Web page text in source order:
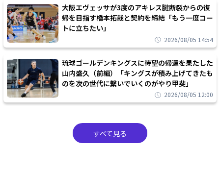
大阪エヴェッサが3度のアキレス腱断裂からの復
帰を目指す橋本拓哉と契約を締結「もう一度コー
トに立ちたい」
2026/08/05 14:54
琉球ゴールデンキングスに待望の帰還を果たした
山内盛久（前編）「キングスが積み上げてきたも
のを次の世代に繋いでいくのがやり甲斐」
2026/08/05 12:00
すべて見る